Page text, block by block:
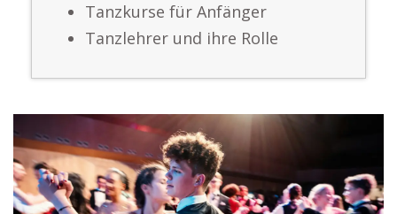
Tanzkurse für Anfänger
Tanzlehrer und ihre Rolle